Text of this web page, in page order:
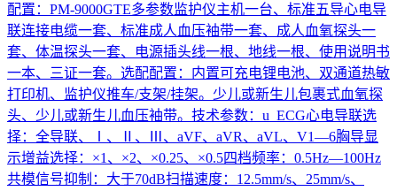
配置：PM-9000GTE多参数监护仪主机一台、标准五导心电导
联连接电缆一套、标准成人血压袖带一套、成人血氧探头一
套、体温探头一套、电源插头线一根、地线一根、使用说明书
一本、三证一套。选配配置：内置可充电锂电池、双通道热敏
打印机、监护仪推车/支架/挂架。少儿或新生儿包裹式血氧探
头、少儿或新生儿血压袖带。技术参数：u ECG心电导联选
择：全导联、Ⅰ、Ⅱ、Ⅲ、aVF、aVR、aVL、V1—6胸导显
示增益选择：×1、×2、×0.25、×0.5四档频率：0.5Hz—100Hz
共模信号抑制：大于70dB扫描速度：12.5mm/s、25mm/s、